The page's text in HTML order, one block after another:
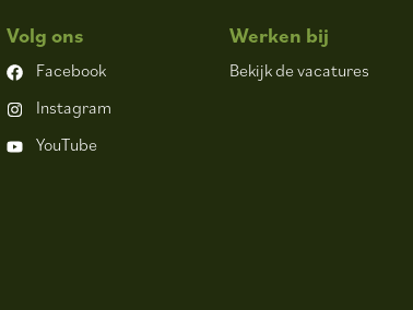
Volg ons
Facebook
Instagram
YouTube
Werken bij
Bekijk de vacatures